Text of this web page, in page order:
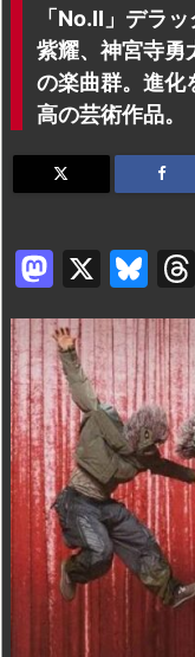
「No.II」デラ
紫耀、神宮寺勇
の楽曲群。進化
高の芸術作品。
M
a
st
o
d
o
n
X
Bl
u
e
s
k
y